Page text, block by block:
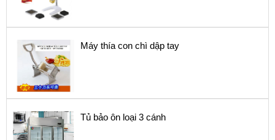
Máy thía con chì dập tay
Tủ bảo ôn loại 3 cánh